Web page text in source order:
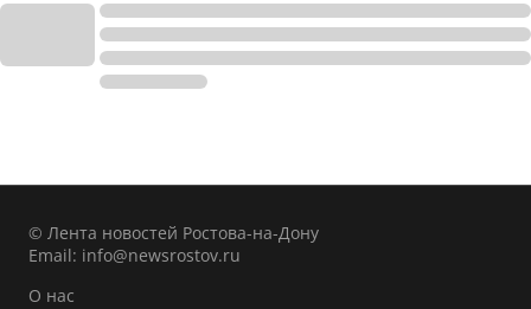
© Лента новостей Ростова-на-Дону
Email: info@newsrostov.ru
О нас